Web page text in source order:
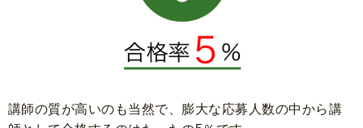
講師の質が高いのも当然で、膨大な応募人数の中から講